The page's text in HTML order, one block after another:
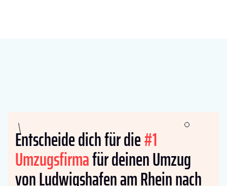
Entscheide dich für die#1
Umzugsfirmafür deinen Umzug
von Ludwigshafen am Rhein nach